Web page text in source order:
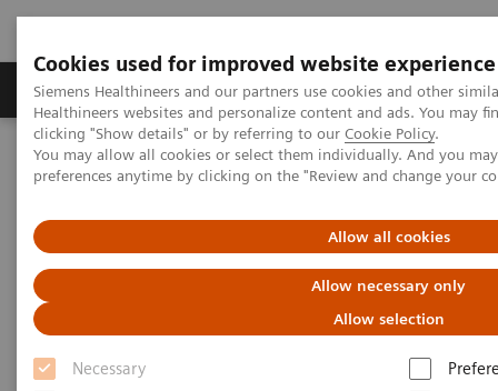
Cookies used for improved website experience
Siemens Healthineers and our partners use cookies and other
Healthineers websites and personalize content and ads. You may
clicking "Show details" or by referring to our Cookie Policy.
You may allow all cookies or select them individually. And you
preferences anytime by clicking on the "Review and change your
Allow all cookies
Allow necessary only
Allow selection
Necessary
Produkte & Services Fachbereiche
Home
News & Stories
Ein Traum in den Bergen – und der plötzliche Albtraum